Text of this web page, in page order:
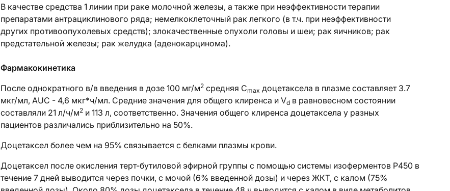
В качестве средства 1 линии при раке молочной железы, а также при неэффективности терапии
препаратами антрациклинового ряда; немелкоклеточный рак легкого (в т.ч. при неэффективности
других противоопухолевых средств); злокачественные опухоли головы и шеи; рак яичников; рак
предстательной железы; рак желудка (аденокарцинома).
Фармакокинетика
После однократного в/в введения в дозе 100 мг/м2 средняя Cmax доцетаксела в плазме составляет 3.7
мкг/мл, AUC - 4,6 мкг*ч/мл. Средние значения для общего клиренса и Vd в равновесном состоянии
составляли 21 л/ч/м2 и 113 л, соответственно. Значения общего клиренса доцетаксела у разных
пациентов различались приблизительно на 50%.
Доцетаксел более чем на 95% связывается с белками плазмы крови.
Доцетаксел после окисления терт-бутиловой эфирной группы с помощью системы изоферментов Р450 в
течение 7 дней выводится через почки, с мочой (6% введенной дозы) и через ЖКТ, с калом (75%